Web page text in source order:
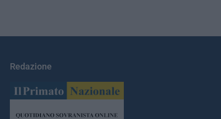
Redazione